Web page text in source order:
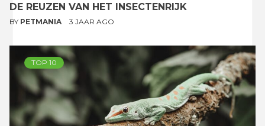
DE REUZEN VAN HET INSECTENRIJK
BY PETMANIA 3 JAAR AGO
TOP 10